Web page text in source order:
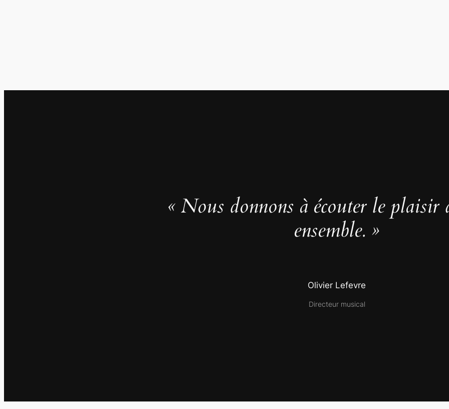
« Nous donnons à écouter le plaisir
ensemble. »
Olivier Lefevre
Directeur musical